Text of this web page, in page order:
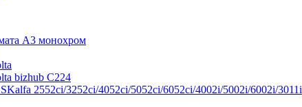
А3 монохром
bizhub C224
2552ci/3252ci/4052ci/5052ci/6052ci/4002i/5002i/6002i/3011i